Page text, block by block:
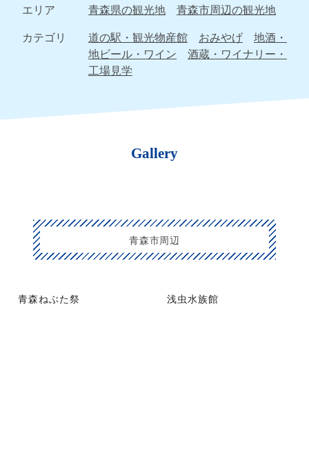
エリア
青森県の観光地
青森市周辺の観光地
カテゴリ
道の駅・観光物産館 おみやげ
地酒・
地ビール・ワイン
酒蔵・ワイナリー・
工場見学
Gallery
青森市周辺
青森ねぶた祭 浅虫水族館